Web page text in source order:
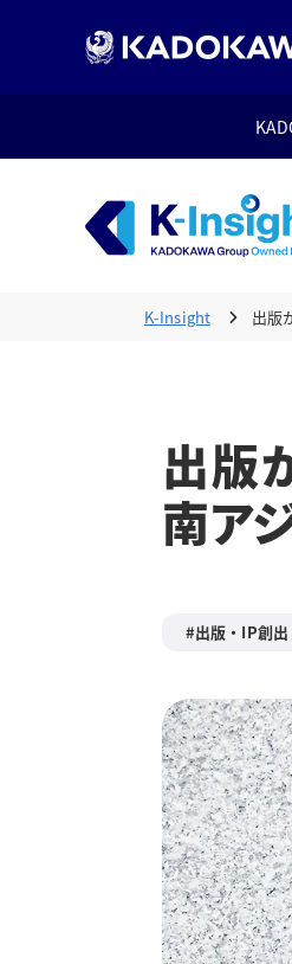
K-Insight 出版
出版
南ア
出版・IP創出